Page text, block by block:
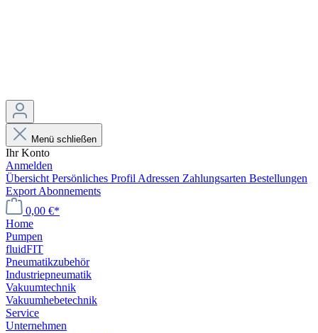
Menü schließen
Ihr Konto
Anmelden
Übersicht Persönliches Profil Adressen Zahlungsarten Bestellungen
Export Abonnements
0,00 €*
Home
Pumpen
fluidFIT
Pneumatikzubehör
Industriepneumatik
Vakuumtechnik
Vakuumhebetechnik
Service
Unternehmen